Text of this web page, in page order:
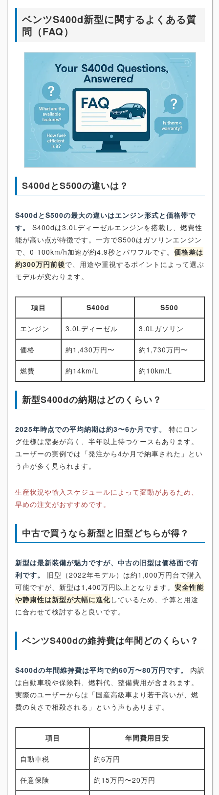
ベンツS400d新型に関するよくある質
問（FAQ）
S400dとS500の違いは？
S400dとS500の最大の違いはエンジン形式と価格帯で
す。
S400dは3.0Lディーゼルエンジンを搭載し、燃費性
能が高い点が特徴です。一方でS500はガソリンエンジン
で、0-100km/h加速が約4.9秒とパワフルです。 価格差は
約300万円前後で、用途や重視するポイントによって選ぶ
モデルが変わります。
項目 S400d S500
エンジン 3.0Lディーゼル 3.0Lガソリン
価格 約1,430万円〜 約1,730万円〜
燃費 約14km/L 約10km/L
新型S400dの納期はどのくらい？
2025年時点での平均納期は約3〜6か月です。
特にロン
グ仕様は需要が高く、半年以上待つケースもあります。
ユーザーの実例では「発注から4か月で納車された」とい
う声が多く見られます。
生産状況や輸入スケジュールによって変動があるため、
早めの注文がおすすめです。
中古で買うなら新型と旧型どちらが得？
新型は最新装備が魅力ですが、中古の旧型は価格面で有
利です。
旧型（2022年モデル）は約1,000万円台で購入
可能ですが、新型は1,400万円以上となります。 安全性能
や静粛性は新型が大幅に進化しているため、予算と用途
に合わせて検討すると良いです。
ベンツS400dの維持費は年間どのくらい？
S400dの年間維持費は平均で約60万〜80万円です。
内訳
は自動車税や保険料、燃料代、整備費用が含まれます。
実際のユーザーからは「国産高級車より若干高いが、燃
費の良さで相殺される」という声もあります。
項目 年間費用目安
自動車税 約6万円
任意保険 約15万円〜20万円